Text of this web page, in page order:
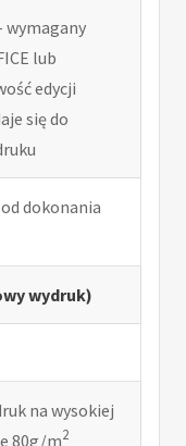
wymagany
lub
edycji
się do
dokonania
wydruk)
na wysokiej
80g/m2